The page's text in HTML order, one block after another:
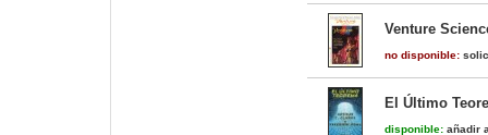
Venture
no disponible:
El Último
disponible: añadir